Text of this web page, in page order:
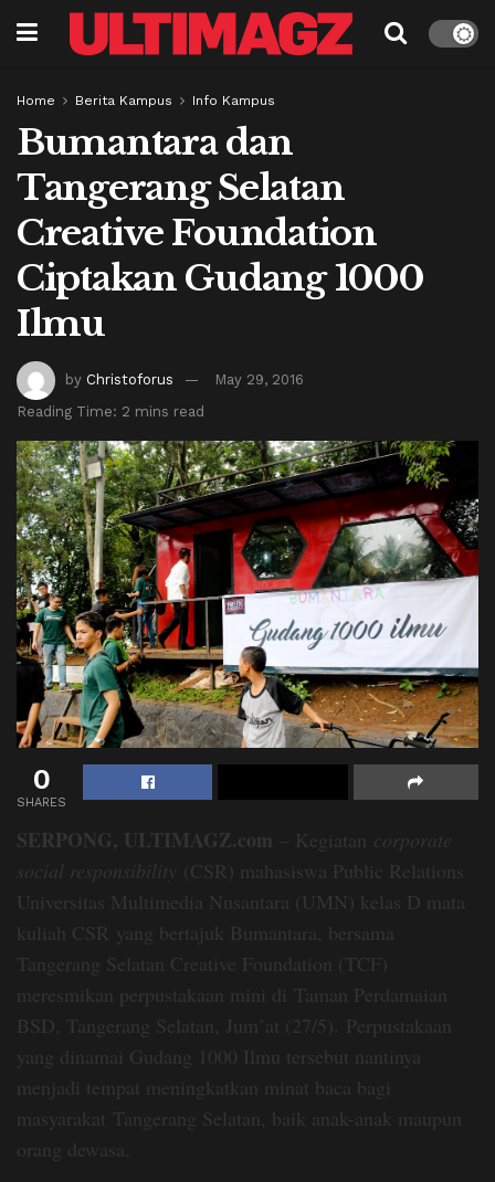
Home Berita Kampus Info Kampus
Bumantara dan
Tangerang Selatan
Creative Foundation
Ciptakan Gudang 1000
Ilmu
by Christoforus
May 29, 2016
Reading Time: 2 mins read
0
SHARES
SERPONG, ULTIMAGZ.com – Kegiatan corporate
social responsibility (CSR) mahasiswa Public Relations
Universitas Multimedia Nusantara (UMN) kelas D mata
kuliah CSR yang bertajuk Bumantara, bersama
Tangerang Selatan Creative Foundation (TCF)
meresmikan perpustakaan mini di Taman Perdamaian
BSD, Tangerang Selatan, Jum’at (27/5). Perpustakaan
yang dinamai Gudang 1000 Ilmu tersebut nantinya
menjadi tempat meningkatkan minat baca bagi
masyarakat
Tangerang Selatan, baik anak-anak maupun
orang dewasa.